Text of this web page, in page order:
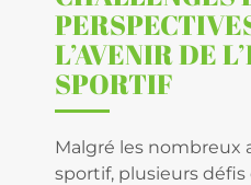
L’AVENIR DE
SPORTIF
Malgré les nombreux
sportif, plusieurs